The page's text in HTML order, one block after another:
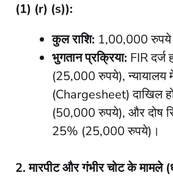
(1) (r) (s)):
कुल राशि: 1,00,000 रुपये
भुगतान प्रक्रिया: FIR दर्ज
(25,000 रुपये), न्यायालय
(Chargesheet) दाखिल
(50,000 रुपये), और दोष
25% (25,000 रुपये)।
2. मारपीट और गंभीर चोट के मामले